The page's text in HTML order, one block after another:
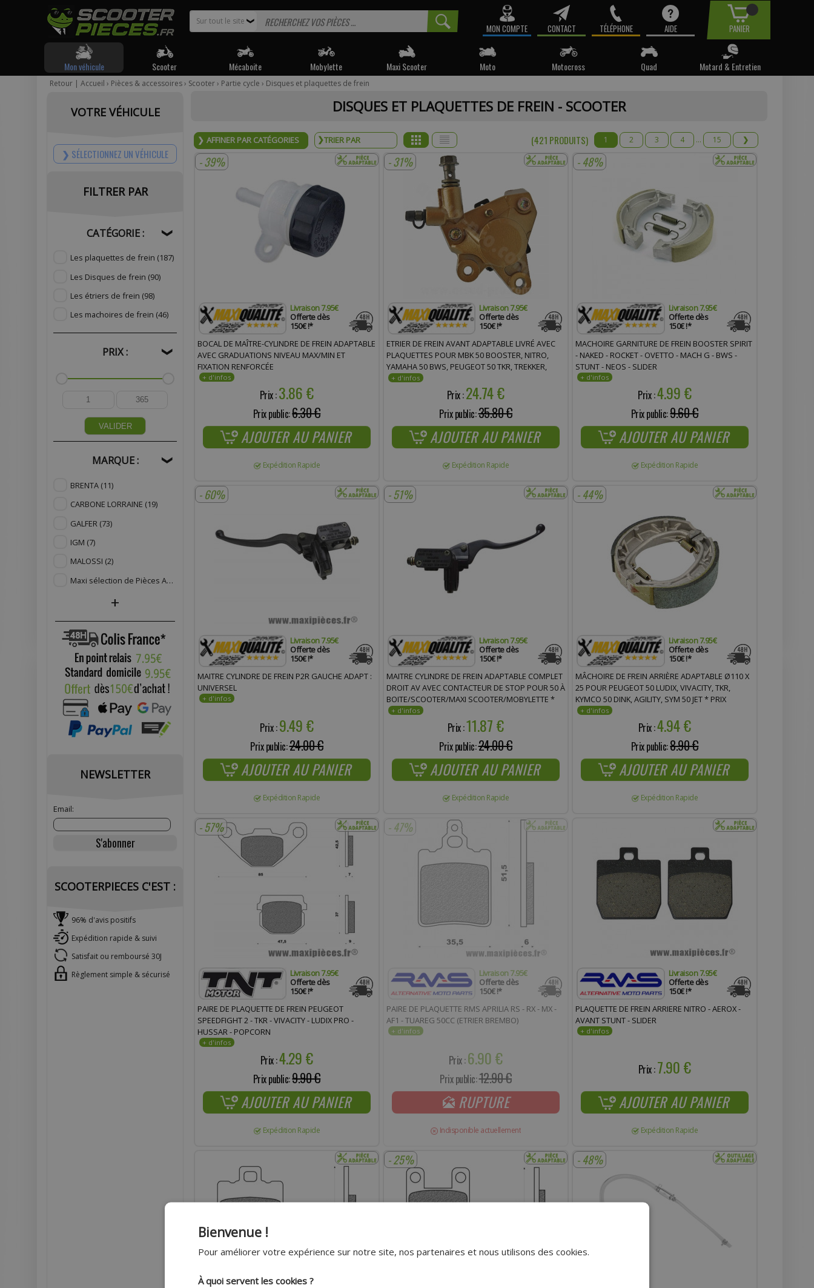
❯
Sur tout le site
MON COMPTE CONTACT TÉLÉPHONE AIDE PANIER
Mon véhicule Scooter Mécaboite Mobylette Maxi Scooter Moto Motocross Quad Motard & Entretien
Retour | Accueil › Pièces & accessoires› Scooter› Partie cycle › Disques et plaquettes de frein
DISQUES ET PLAQUETTES DE FREIN - SCOOTER
AFFINER PAR CATÉGORIES (421 PRODUITS) 1 2 3 4 ... 15 ❯
- 39%
Livraison 7.95€
Offerte dès
150€ !*
BOCAL DE MAÎTRE-CYLINDRE DE FREIN ADAPTABLE
AVEC GRADUATIONS NIVEAU MAX/MIN ET
FIXATION RENFORCÉE
Prix :3.86 €
Prix public:6.30 €
AJOUTER AU PANIER
Expédition Rapide
- 31%
Livraison 7.95€
Offerte dès
150€ !*
ETRIER DE FREIN AVANT ADAPTABLE LIVRÉ AVEC
PLAQUETTES POUR MBK 50 BOOSTER, NITRO,
YAMAHA 50 BWS, PEUGEOT 50 TKR, TREKKER,
PIAGGIO 50 TYPHOON * PRIX SPÉCIAL !
Prix :24.74 €
Prix public:35.80 €
AJOUTER AU PANIER
Expédition Rapide
- 48%
Livraison 7.95€
Offerte dès
150€ !*
MACHOIRE GARNITURE DE FREIN BOOSTER SPIRIT
- NAKED - ROCKET - OVETTO - MACH G - BWS -
STUNT - NEOS - SLIDER
Prix :4.99 €
Prix public:9.60 €
AJOUTER AU PANIER
Expédition Rapide
- 60%
Livraison 7.95€
Offerte dès
150€ !*
MAITRE CYLINDRE DE FREIN P2R GAUCHE ADAPT :
UNIVERSEL
Prix :9.49 €
Prix public:24.00 €
AJOUTER AU PANIER
Expédition Rapide
- 51%
Livraison 7.95€
Offerte dès
150€ !*
MAITRE CYLINDRE DE FREIN ADAPTABLE COMPLET
DROIT AV AVEC CONTACTEUR DE STOP POUR 50 À
BOITE/SCOOTER/MAXI SCOOTER/MOBYLETTE *
PRIX SPÉCIAL !
Prix :11.87 €
Prix public:24.00 €
AJOUTER AU PANIER
Expédition Rapide
- 44%
Livraison 7.95€
Offerte dès
150€ !*
MÂCHOIRE DE FREIN ARRIÈRE ADAPTABLE Ø110 X
25 POUR PEUGEOT 50 LUDIX, VIVACITY, TKR,
KYMCO 50 DINK, AGILITY, SYM 50 JET * PRIX
SPÉCIAL !
Prix :4.94 €
Prix public:8.90 €
AJOUTER AU PANIER
Expédition Rapide
- 57%
Livraison 7.95€
Offerte dès
150€ !*
PAIRE DE PLAQUETTE DE FREIN PEUGEOT
SPEEDFIGHT 2 - TKR - VIVACITY - LUDIX PRO -
HUSSAR - POPCORN
Prix :4.29 €
Prix public:9.90 €
AJOUTER AU PANIER
Expédition Rapide
- 47%
Livraison 7.95€
Offerte dès
150€ !*
PAIRE DE PLAQUETTE RMS APRILIA RS - RX - MX -
AF1 - TUAREG 50CC (ETRIER BREMBO)
Prix :6.90 €
Prix public:12.90 €
RUPTURE
Indisponible actuellement
Livraison 7.95€
Offerte dès
150€ !*
PLAQUETTE DE FREIN ARRIERE NITRO - AEROX -
AVANT STUNT - SLIDER
Prix :7.90 €
AJOUTER AU PANIER
Expédition Rapide
- 25% - 48%
VOTRE VÉHICULE
SÉLECTIONNEZ UN VÉHICULE
FILTRER PAR
CATÉGORIE : ❯
Les plaquettes de frein (187)
Les Disques de frein (90)
Les étriers de frein (98)
Les machoires de frein (46)
PRIX : ❯
VALIDER
MARQUE : ❯
BRENTA (11)
CARBONE LORRAINE (19)
GALFER (73)
IGM (7)
MALOSSI (2)
Maxi sélection de Pièces Adaptables
+
NEWSLETTER
Email:
SCOOTERPIECES C'EST :
96% d'avis positifs
Expédition rapide & suivi
Satisfait ou remboursé 30J
Règlement simple & sécurisé
Pour être informé sur la disponibilité du produit, veuillez indiquer votre email.
Votre produit appartient à notre déstockage ? Il ne sera malheureusement pas
* Email :
Téléphone :
Commentaire :
Bienvenue !
Pour améliorer votre expérience sur notre site, nos partenaires et nous utilisons des cookies.
À quoi servent les cookies ?